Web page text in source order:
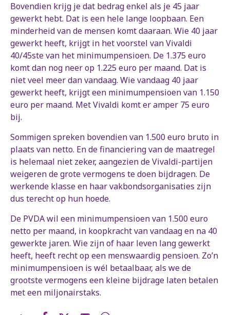
Bovendien krijg je dat bedrag enkel als je 45 jaar
gewerkt hebt. Dat is een hele lange loopbaan. Een
minderheid van de mensen komt daaraan. Wie 40 jaar
gewerkt heeft, krijgt in het voorstel van Vivaldi
40/45ste van het minimumpensioen. De 1.375 euro
komt dan nog neer op 1.225 euro per maand. Dat is
niet veel meer dan vandaag. Wie vandaag 40 jaar
gewerkt heeft, krijgt een minimumpensioen van 1.150
euro per maand. Met Vivaldi komt er amper 75 euro
bij.
Sommigen spreken bovendien van 1.500 euro bruto in
plaats van netto. En de financiering van de maatregel
is helemaal niet zeker, aangezien de Vivaldi-partijen
weigeren de grote vermogens te doen bijdragen. De
werkende klasse en haar vakbondsorganisaties zijn
dus terecht op hun hoede.
De PVDA wil een minimumpensioen van 1.500 euro
netto per maand, in koopkracht van vandaag en na 40
gewerkte jaren. Wie zijn of haar leven lang gewerkt
heeft, heeft recht op een menswaardig pensioen. Zo’n
minimumpensioen is wél betaalbaar, als we de
grootste vermogens een kleine bijdrage laten betalen
met een miljonairstaks.